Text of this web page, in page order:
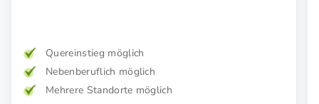
Quereinstieg möglich
Nebenberuflich möglich
Mehrere Standorte möglich